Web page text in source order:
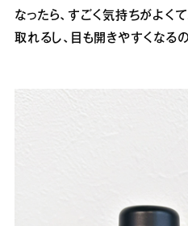
なったら、すごく気持ちがよく
取れるし、目も開きやすくなる